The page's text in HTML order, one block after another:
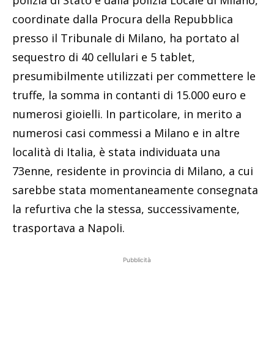
coordinate dalla Procura della Repubblica
presso il Tribunale di Milano, ha portato al
sequestro di 40 cellulari e 5 tablet,
presumibilmente utilizzati per commettere le
truffe, la somma in contanti di 15.000 euro e
numerosi gioielli. In particolare, in merito a
numerosi casi commessi a Milano e in altre
località di Italia, è stata individuata una
73enne, residente in provincia di Milano, a cui
sarebbe stata momentaneamente consegnata
la refurtiva che la stessa, successivamente,
trasportava a Napoli.
Pubblicità